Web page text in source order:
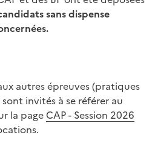
sans dispense
autres épreuves (pratiques
invités à se référer au
la page CAP - Session 2026